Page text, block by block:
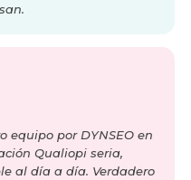
equipo por DYNSEO en
Qualiopi seria,
al día a día. Verdadero